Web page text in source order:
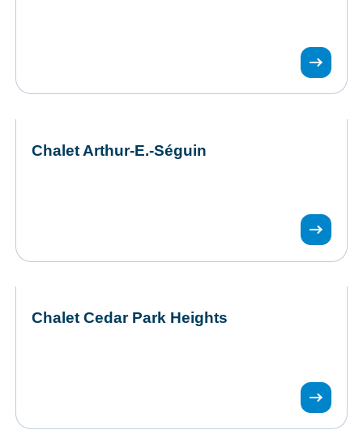
Chalet Arthur-E.-Séguin
Chalet Cedar Park Heights